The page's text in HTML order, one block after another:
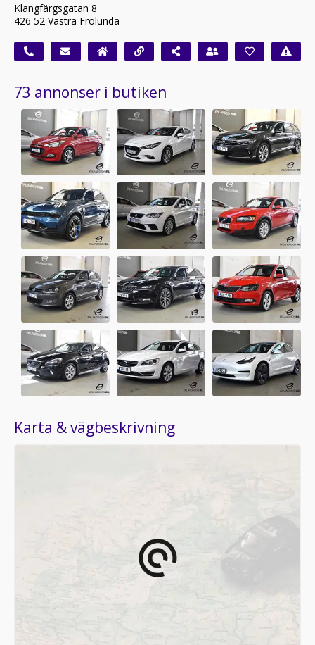
Klangfärgsgatan 8
426 52 Västra Frölunda
73 annonser i butiken
Karta & vägbeskrivning